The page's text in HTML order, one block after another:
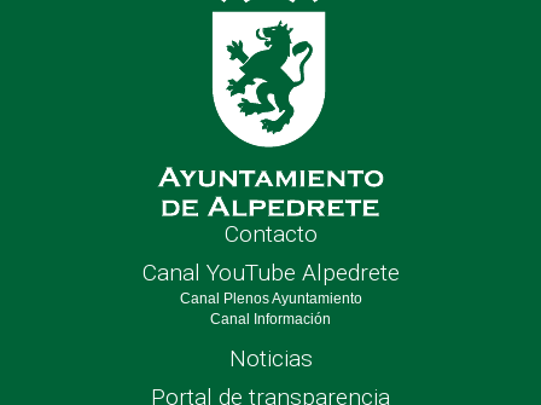
Contacto
Canal YouTube Alpedrete
Canal Plenos Ayuntamiento
Canal Información
Noticias
Portal de transparencia